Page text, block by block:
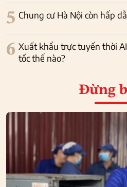
5 Chung cư Hà Nội còn hấp
6 Xuất khẩu trực tuyến thời
tốc thế nào?
Đừng